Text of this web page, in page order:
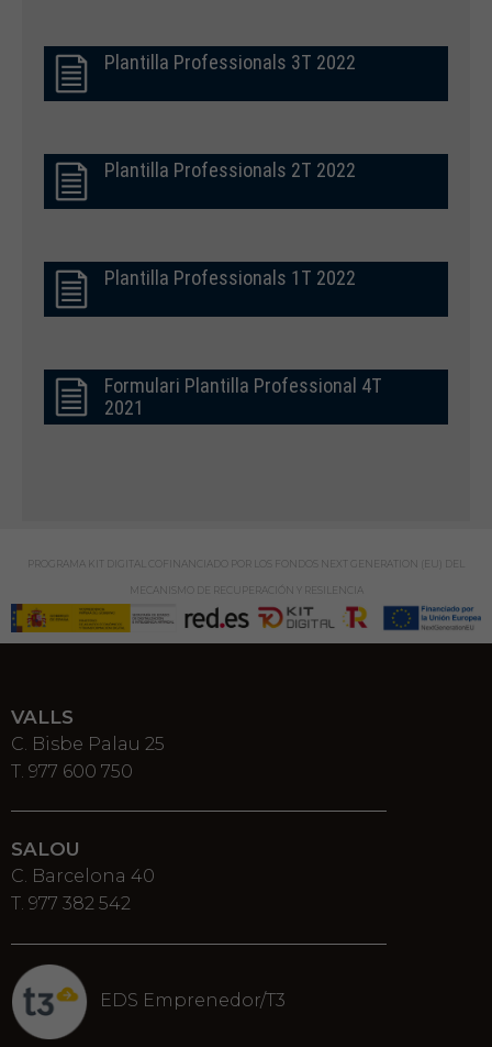
Plantilla Professionals 3T 2022
Plantilla Professionals 2T 2022
Plantilla Professionals 1T 2022
Formulari Plantilla Professional 4T
2021
PROGRAMA KIT DIGITAL COFINANCIADO POR LOS FONDOS NEXT GENERATION (EU) DEL
MECANISMO DE RECUPERACIÓN Y RESILENCIA
VALLS
C. Bisbe Palau 25
T. 977 600 750
SALOU
C. Barcelona 40
T. 977 382 542
EDS Emprenedor/T3